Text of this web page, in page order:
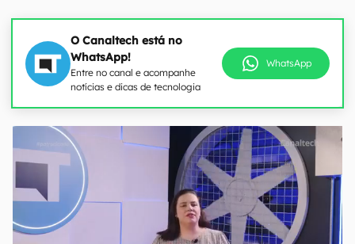
O Canaltech está no
WhatsApp!
Entre no canal e acompanhe
notícias e dicas de tecnologia
WhatsApp